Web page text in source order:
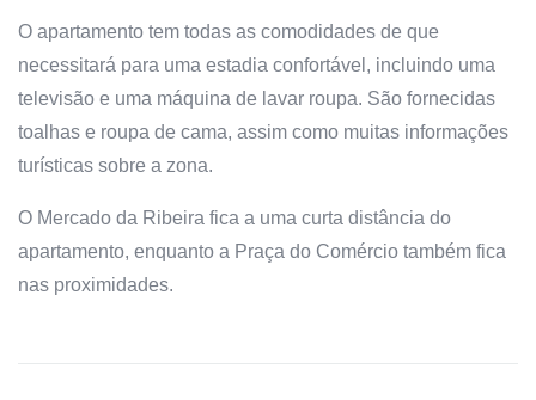
O apartamento tem todas as comodidades de que
necessitará para uma estadia confortável, incluindo uma
televisão e uma máquina de lavar roupa. São fornecidas
toalhas e roupa de cama, assim como muitas informações
turísticas sobre a zona.
O Mercado da Ribeira fica a uma curta distância do
apartamento, enquanto a Praça do Comércio também fica
nas proximidades.